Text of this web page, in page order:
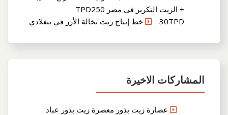
+ الزيت التكرير في مصر TPD250
30TPD خط إنتاج زيت نخالة الأرز في بنغلادي
المشاركات الاخيرة
عصارة زيت بذور معصرة زيت بذور عباد